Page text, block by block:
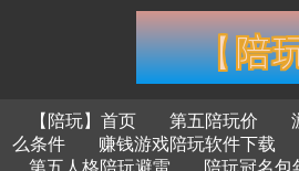
【陪玩】首页 第五陪玩价
么条件
赚钱游戏陪玩软件下载
第五人格陪玩避雷
陪玩冠名包